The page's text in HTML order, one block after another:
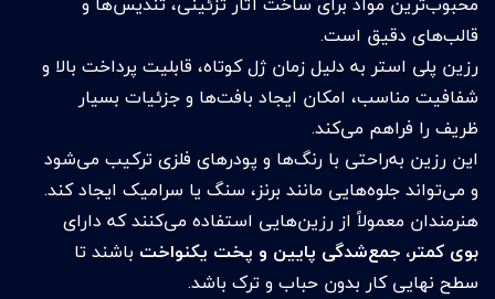
قالب‌های دقیق است.
رزین پلی استر به دلیل زمان ژل کوتاه، قابلیت پرداخت بالا و
شفافیت مناسب، امکان ایجاد بافت‌ها و جزئیات بسیار
ظریف را فراهم می‌کند.
این رزین به‌راحتی با رنگ‌ها و پودرهای فلزی ترکیب می‌شود
و می‌تواند جلوه‌هایی مانند برنز، سنگ یا سرامیک ایجاد کند.
هنرمندان معمولاً از رزین‌هایی استفاده می‌کنند که دارای
بوی کمتر، جمع‌شدگی پایین و پخت یکنواخت باشند تا
سطح نهایی کار بدون حباب و ترک باشد.